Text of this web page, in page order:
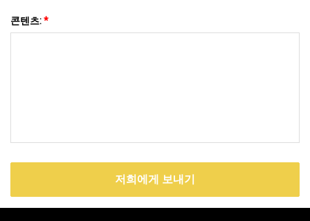
콘텐츠:*
저희에게 보내기